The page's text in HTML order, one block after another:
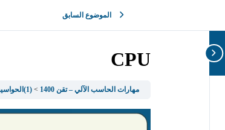
الموضوع السابق
CPU
مهارات الحاسب الآلي – تقن 1400 (1)الحواسيب والمعدات